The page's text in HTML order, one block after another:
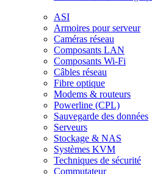
ASI
Armoires pour serveur
Caméras réseau
Composants LAN
Composants Wi-Fi
Câbles réseau
Fibre optique
Modems & routeurs
Powerline (CPL)
Sauvegarde des données
Serveurs
Stockage & NAS
Systèmes KVM
Techniques de sécurité
Commutateur